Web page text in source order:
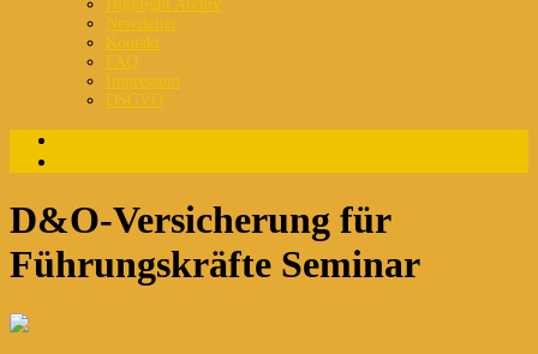
Highlight Archiv
Newsletter
Kontakt
FAQ
Impressum
DSGVO
D&O-Versicherung für
Führungskräfte Seminar